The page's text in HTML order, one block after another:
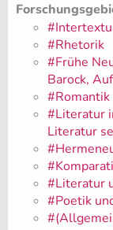
#Rhetorik
#Frühe
Barock,
#Romantik
#Literatur
Literatur
#Literatur
#Poetik